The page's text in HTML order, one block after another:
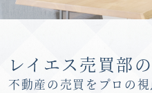
レイエス売買部
不動産の売買をプロの